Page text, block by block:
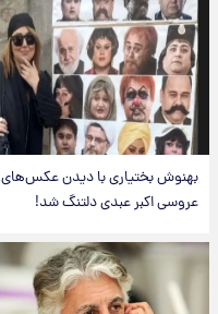
بهنوش بختیاری با دیدن عکس‌های
عروسی اکبر عبدی دلتنگ شد!